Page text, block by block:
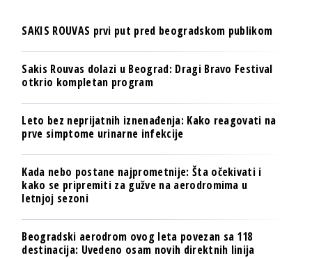
SAKIS ROUVAS prvi put pred beogradskom publikom
Sakis Rouvas dolazi u Beograd: Dragi Bravo Festival
otkrio kompletan program
Leto bez neprijatnih iznenađenja: Kako reagovati na
prve simptome urinarne infekcije
Kada nebo postane najprometnije: Šta očekivati i
kako se pripremiti za gužve na aerodromima u
letnjoj sezoni
Beogradski aerodrom ovog leta povezan sa 118
destinacija: Uvedeno osam novih direktnih linija